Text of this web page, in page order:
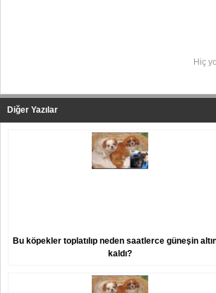
Hiç
Diğer Yazılar
Bu köpekler toplatılıp neden saatlerce güneşin
kaldı?